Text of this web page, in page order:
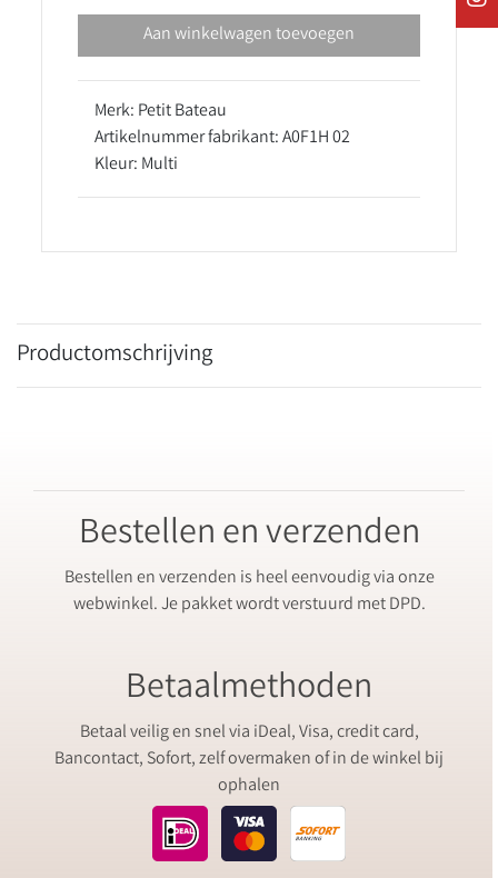
Aan winkelwagen toevoegen
Merk: Petit Bateau
Artikelnummer fabrikant: A0F1H 02
Kleur: Multi
Productomschrijving
Bestellen en verzenden
Bestellen en verzenden is heel eenvoudig via onze
webwinkel. Je pakket wordt verstuurd met DPD.
Betaalmethoden
Betaal veilig en snel via iDeal, Visa, credit card,
Bancontact, Sofort, zelf overmaken of in de winkel bij
ophalen